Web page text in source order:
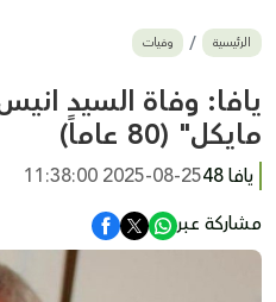
بيع وشراء
أخبار القدس
وفيات
المزيد
الرئيسية وفيات
يافا: وفاة السيد
مايكل" (80 عاماً)
يافا 48
2025-08-25 11:38:00
مشاركة عبر